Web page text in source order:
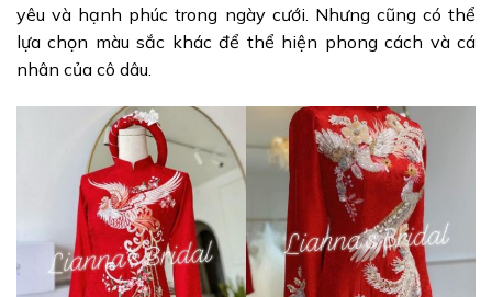
yêu và hạnh phúc trong ngày cưới. Nhưng cũng có thể
lựa chọn màu sắc khác để thể hiện phong cách và cá
nhân của cô dâu.